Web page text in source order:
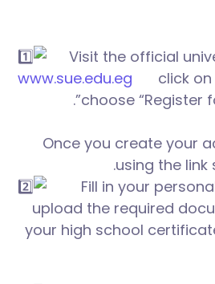
www.sue.edu.eg
click on
choose “Register
Once you create your
using the link
Fill in your
upload the required
your high school